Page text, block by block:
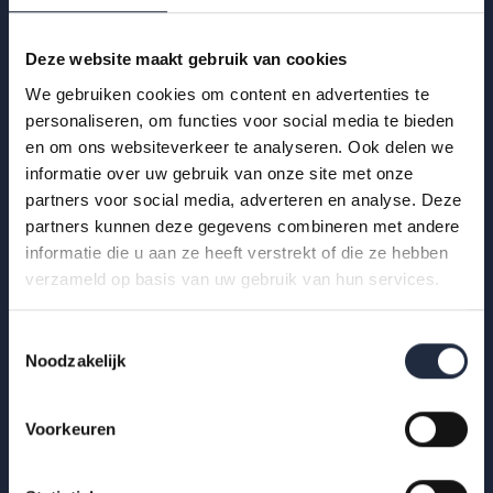
Deze website maakt gebruik van cookies
We gebruiken cookies om content en advertenties te
personaliseren, om functies voor social media te bieden
en om ons websiteverkeer te analyseren. Ook delen we
informatie over uw gebruik van onze site met onze
partners voor social media, adverteren en analyse. Deze
partners kunnen deze gegevens combineren met andere
informatie die u aan ze heeft verstrekt of die ze hebben
verzameld op basis van uw gebruik van hun services.
Noodzakelijk
Voorkeuren
29 okt 2025
Infographic: zzp’ers in de
gehandicaptenzorg
Bekijk de infographic met kerncijfers 2025.